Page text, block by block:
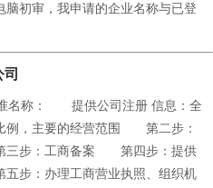
初审，我申请的企业名称与已登
名称： 提供公司注册 信息：全
例，主要的经营范围 第二步：
步：工商备案 第四步：提供
步：办理工商营业执照、组织机